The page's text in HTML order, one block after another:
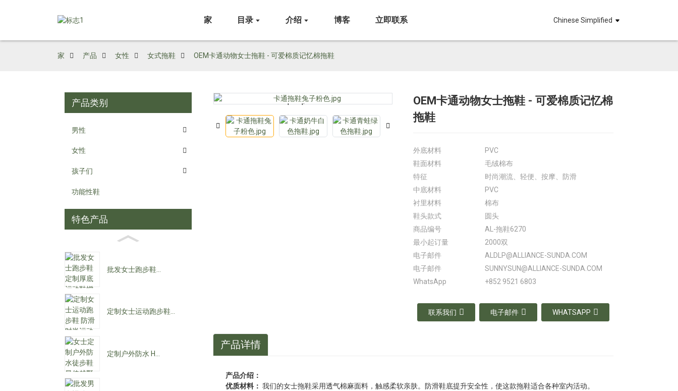
家 目录 介绍 博客 立即联系 Chinese Simplified
家 产品 女性 女式拖鞋 OEM卡通动物女士拖鞋 - 可爱棉质记忆棉拖鞋
产品类别
男性
女性
孩子们
功能性鞋
特色产品
批发女士跑步鞋...
定制女士运动跑步鞋...
定制户外防水 H...
Loading...
Loading... Loading...
Loading... Loading...
Loading...
OEM卡通动物女士拖鞋 - 可爱棉质记忆棉
拖鞋
外底材料
PVC
鞋面材料
毛绒棉布
特征
时尚潮流、轻便、按摩、防滑
中底材料
PVC
衬里材料
棉布
鞋头款式
圆头
商品编号
AL-拖鞋6270
最小起订量
2000双
电子邮件
ALDLP@ALLIANCE-SUNDA.COM
电子邮件
SUNNYSUN@ALLIANCE-SUNDA.COM
WhatsApp
+852 9521 6803
联系我们 电子邮件 WHATSAPP
产品详情
产品介绍：
优质材料： 我们的女士拖鞋采用透气棉麻面料，触感柔软亲肤。防滑鞋底提升安全性，使这款拖鞋适合各种室内活动。